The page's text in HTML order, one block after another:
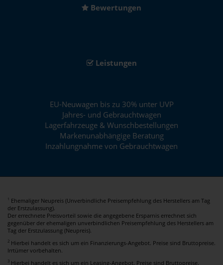
Bewertungen
Leistungen
EU-Neuwagen bis zu 30% unter UVP
Jahres- und Gebrauchtwagen
Lagerfahrzeuge & Wunschbestellungen
Markenunabhängige Beratung
Inzahlungnahme von Gebrauchtwagen
1
Ehemaliger Neupreis (Unverbindliche Preisempfehlung des Herstellers am Tag
der Erstzulassung).
Der errechnete Preisvorteil sowie die angegebene Ersparnis errechnet sich
gegenüber der ehemaligen unverbindlichen Preisempfehlung des Herstellers am
Tag der Erstzulassung (Neupreis).
2 Hierbei handelt es sich um ein Finanzierungs-Angebot. Preise sind Bruttopreise.
Irrtümer vorbehalten.
3 Hierbei handelt es sich um ein Leasing-Angebot. Preise sind Bruttopreise.